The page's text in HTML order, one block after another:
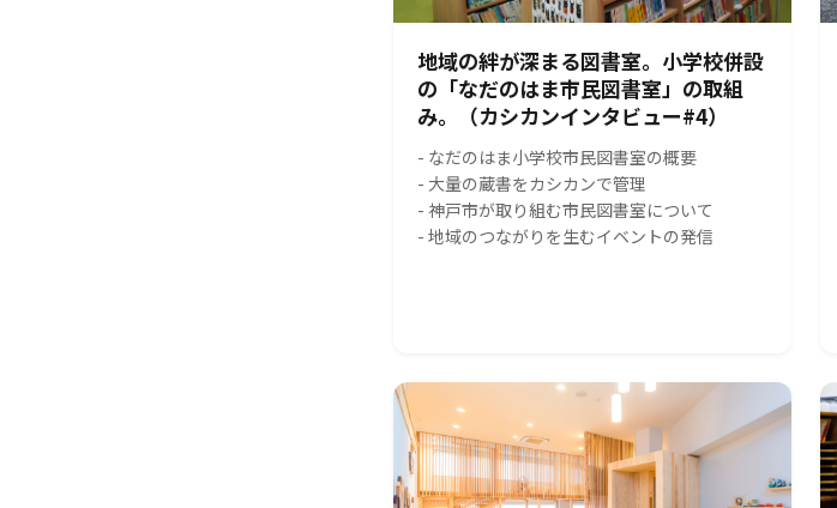
地域の絆が深まる図書室。小学校併設
の「なだのはま市民図書室」の取組
み。（カシカンインタビュー#4）
- なだのはま小学校市民図書室の概要
- 大量の蔵書をカシカンで管理
- 神戸市が取り組む市民図書室について
- 地域のつながりを生むイベントの発信